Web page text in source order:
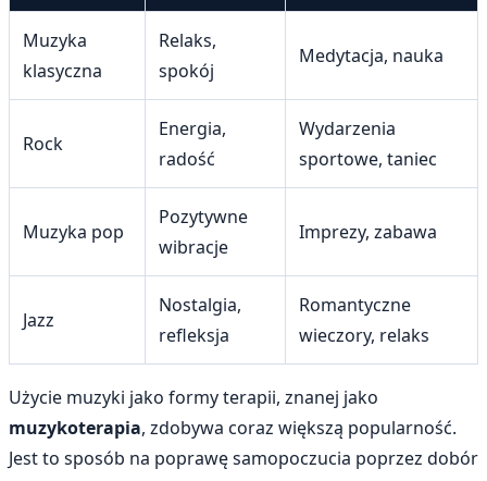
Muzyka
klasyczna
Relaks,
spokój
Medytacja, nauka
Rock
Energia,
radość
Wydarzenia
sportowe, taniec
Muzyka pop
Pozytywne
wibracje
Imprezy, zabawa
Jazz
Nostalgia,
refleksja
Romantyczne
wieczory, relaks
Użycie muzyki jako formy terapii, znanej jako
muzykoterapia, zdobywa coraz większą popularność.
Jest to sposób na poprawę samopoczucia poprzez dobór